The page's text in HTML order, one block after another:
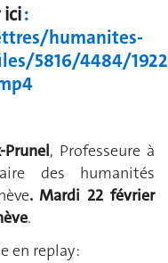
:
humanites-
5816/4484/
Prunel, Professeure à
des humanités
. Mardi 22 février
.
en replay :